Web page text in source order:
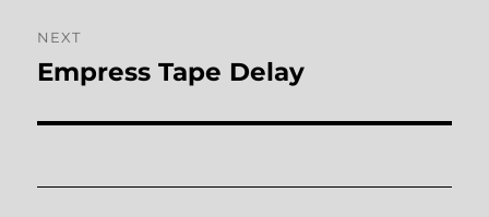
NEXT
Next
Empress Tape Delay